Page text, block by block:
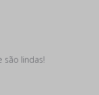
são lindas!